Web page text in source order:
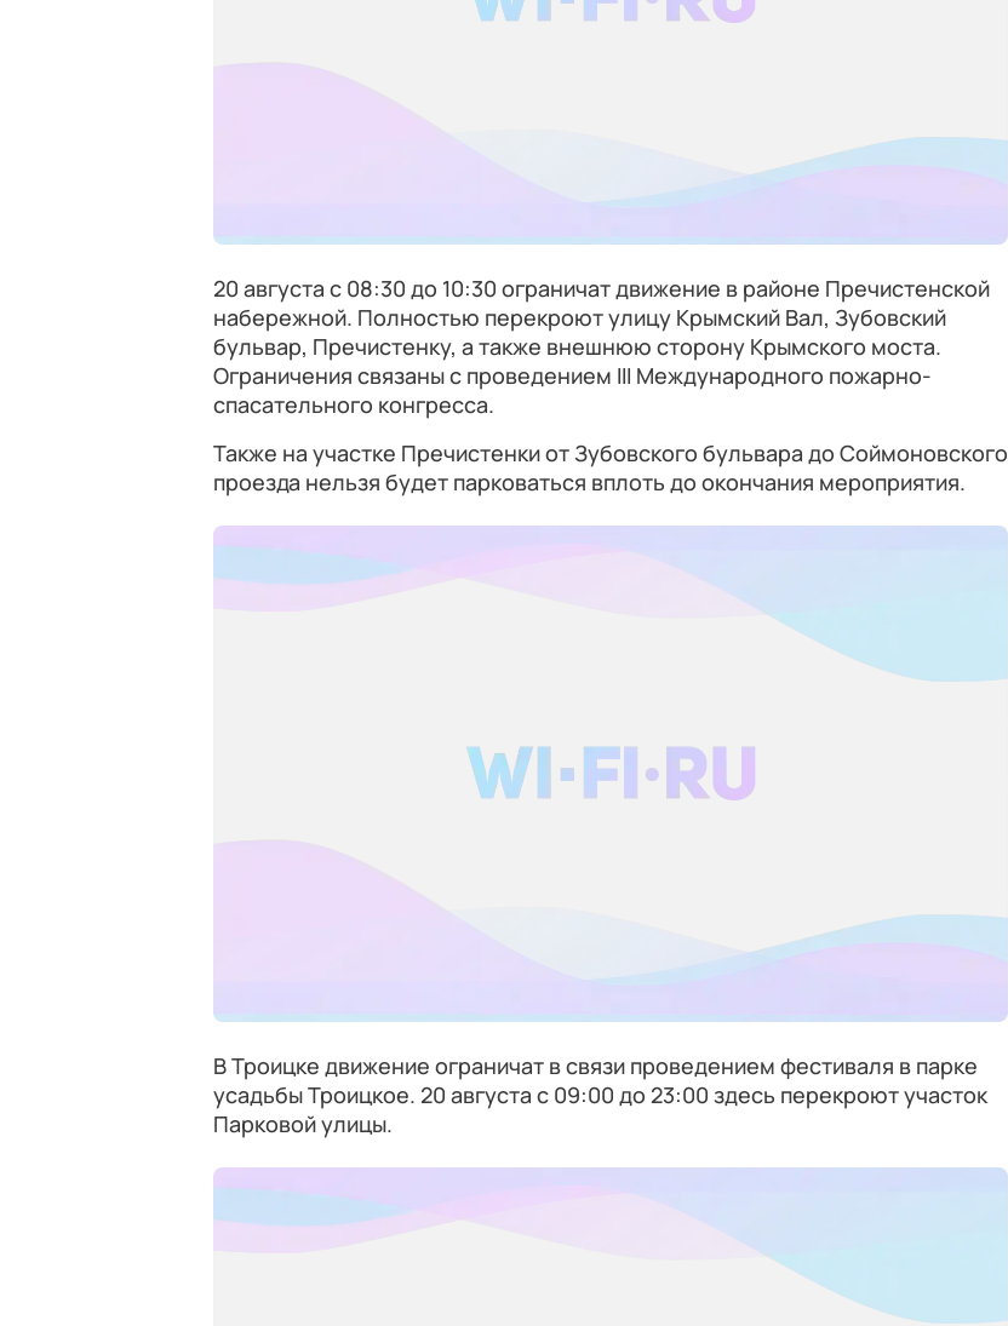
20 августа с 08:30 до 10:30 ограничат движение в районе Пречистенской
набережной. Полностью перекроют улицу Крымский Вал, Зубовский
бульвар, Пречистенку, а также внешнюю сторону Крымского моста.
Ограничения связаны с проведением III Международного пожарно-
спасательного конгресса.
Также на участке Пречистенки от Зубовского бульвара до Соймоновского
проезда нельзя будет парковаться вплоть до окончания мероприятия.
В Троицке движение ограничат в связи проведением фестиваля в парке
усадьбы Троицкое. 20 августа с 09:00 до 23:00 здесь перекроют участок
Парковой улицы.